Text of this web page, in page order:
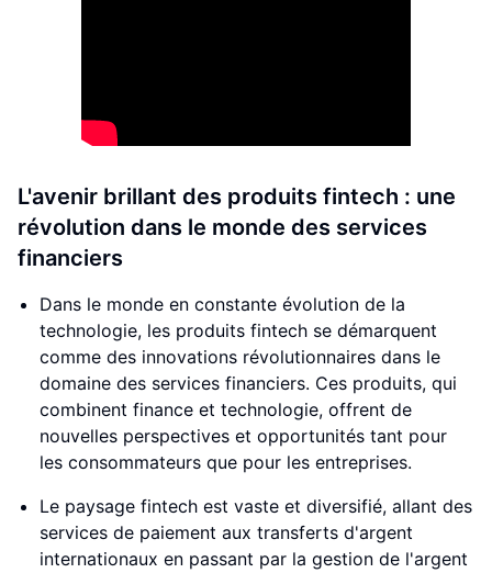
L'avenir brillant des produits fintech : une
révolution dans le monde des services
financiers
Dans le monde en constante évolution de la
technologie, les produits fintech se démarquent
comme des innovations révolutionnaires dans le
domaine des services financiers. Ces produits, qui
combinent finance et technologie, offrent de
nouvelles perspectives et opportunités tant pour
les consommateurs que pour les entreprises.
Le paysage fintech est vaste et diversifié, allant des
services de paiement aux transferts d'argent
internationaux en passant par la gestion de l'argent